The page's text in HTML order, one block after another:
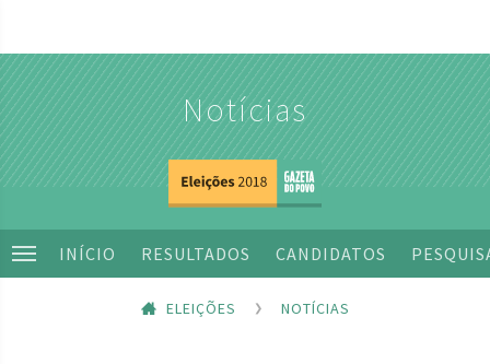
Notícias
INÍCIO RESULTADOS CANDIDATOS
ELEIÇÕES NOTÍCIAS